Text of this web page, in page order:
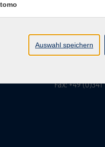
04109 Leipzig
info@mfz-
Fax: +49
Auswahl speichern